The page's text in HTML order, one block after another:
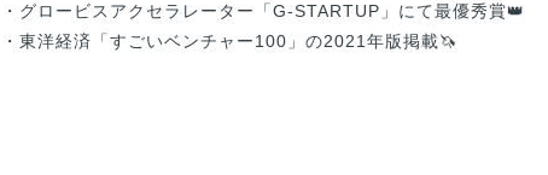
・グロービスアクセラレーター「G-STARTUP」にて最優秀賞👑
・東洋経済「すごいベンチャー100」の2021年版掲載🦄